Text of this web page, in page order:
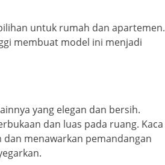
untuk rumah dan apartemen.
membuat model ini menjadi
yang elegan dan bersih.
dan luas pada ruang. Kaca
menawarkan pemandangan